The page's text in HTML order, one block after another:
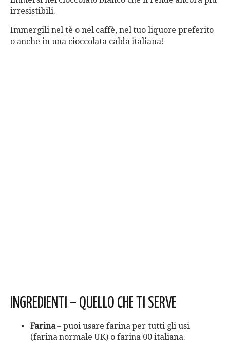
irresistibili.
Immergili nel tè o nel caffè, nel tuo liquore preferito
o anche in una cioccolata calda italiana!
INGREDIENTI – QUELLO CHE TI SERVE
Farina– puoi usare farina per tutti gli usi
(farina normale UK) o farina 00 italiana.